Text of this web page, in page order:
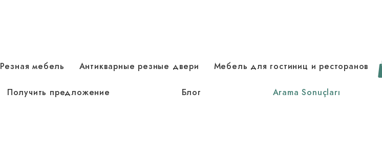
Резная мебель Антикварные резные двери Мебель для гостиниц и ресторанов
Получить предложение Блог Arama Sonuçları